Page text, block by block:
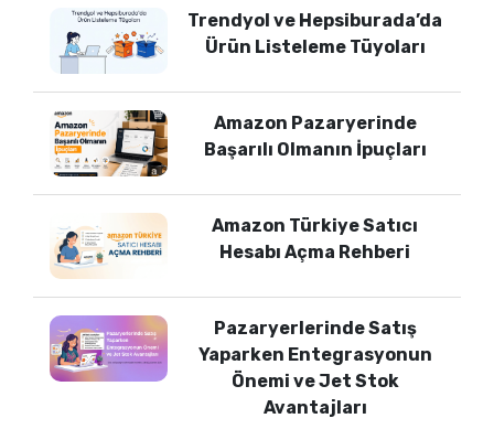
Trendyol ve Hepsiburada’da
Ürün Listeleme Tüyoları
Amazon Pazaryerinde
Başarılı Olmanın İpuçları
Amazon Türkiye Satıcı
Hesabı Açma Rehberi
Pazaryerlerinde Satış
Yaparken Entegrasyonun
Önemi ve Jet Stok
Avantajları